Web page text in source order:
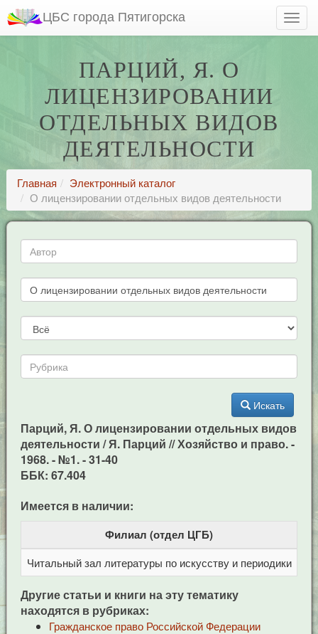
ЦБС города Пятигорска
ПАРЦИЙ, Я. О
ЛИЦЕНЗИРОВАНИИ
ОТДЕЛЬНЫХ ВИДОВ
ДЕЯТЕЛЬНОСТИ
Главная
Электронный каталог
О лицензировании отдельных видов деятельности
Искать
Парций, Я. О лицензировании отдельных видов
деятельности / Я. Парций // Хозяйство и право. -
1968. - №1. - 31-40
ББК: 67.404
Имеется в наличии:
Филиал (отдел ЦГБ)
Читальный зал литературы по искусству и периодики
Другие статьи и книги на эту тематику
находятся в рубриках:
Гражданское право Российской Федерации